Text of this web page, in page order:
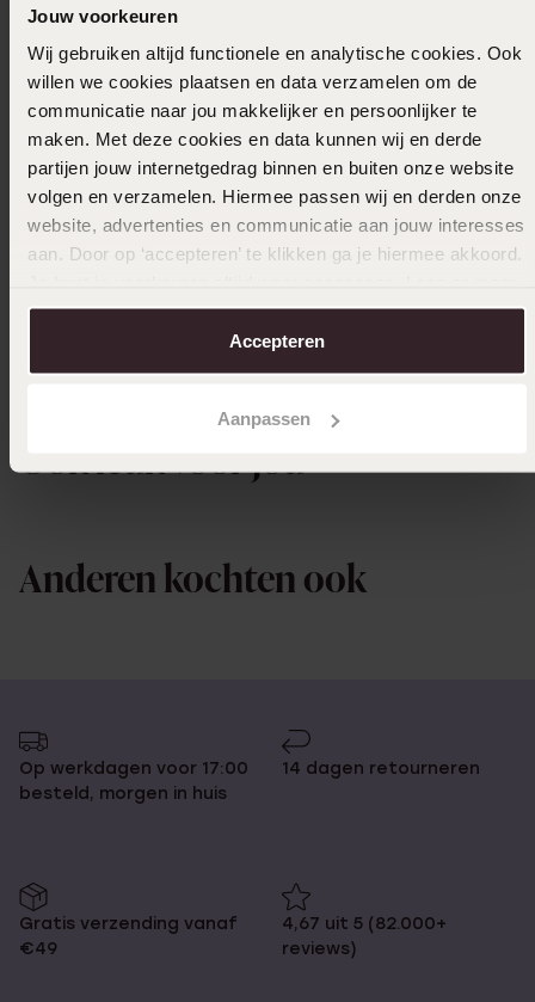
Jouw voorkeuren
Wij gebruiken altijd functionele en analytische cookies. Ook
willen we cookies plaatsen en data verzamelen om de
communicatie naar jou makkelijker en persoonlijker te
maken. Met deze cookies en data kunnen wij en derde
partijen jouw internetgedrag binnen en buiten onze website
volgen en verzamelen. Hiermee passen wij en derden onze
website, advertenties en communicatie aan jouw interesses
aan. Door op ‘accepteren’ te klikken ga je hiermee akkoord.
over in onscookiebeleid.
Accepteren
Aanpassen
29-03-2025
Mooie oorbel
08-02-2025 - Raghad A.
Mooie oorbellen
Ook leuk voor jou
Anderen kochten ook
Op werkdagen voor 17:00
besteld, morgen in huis
14 dagen retourneren
Gratis verzending vanaf
€49
4,67 uit 5 (82.000+
reviews)